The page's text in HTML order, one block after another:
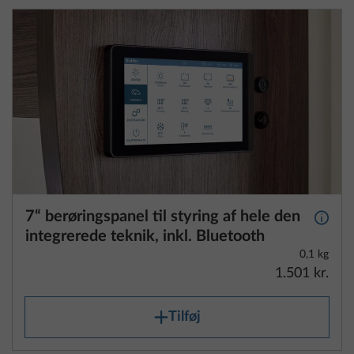
7“ berøringspanel til styring af hele den
integrerede teknik, inkl. Bluetooth
0,1 kg
1.501 kr.